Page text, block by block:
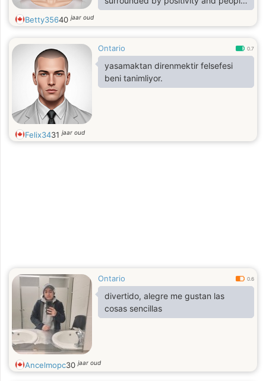
who are authentic
Betty35640jaar oud
Ontario 0.7
yasamaktan direnmektir felsefesi
beni tanimliyor.
Felix3431jaar oud
Ontario 0.6
divertido, alegre me gustan las
cosas sencillas
Ancelmopc30jaar oud